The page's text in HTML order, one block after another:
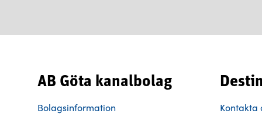
AB Göta kanalbolag
Bolagsinformation
Kontakta